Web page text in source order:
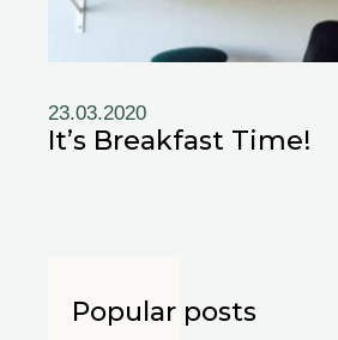
23.03.2020
It’s Breakfast Time!
Popular posts